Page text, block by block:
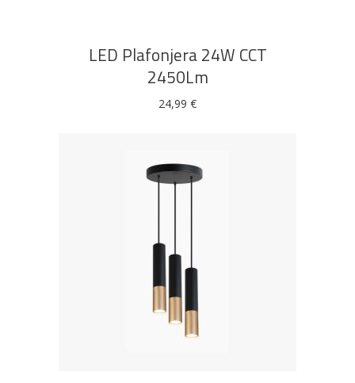
LED Plafonjera 24W CCT
2450Lm
24,99 €
DODAJ U KOŠARICU